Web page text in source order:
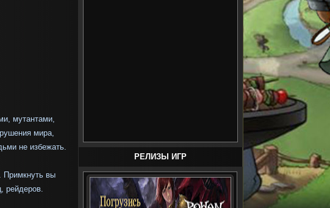
мутантами,
мира,
не избежать.
Примкнуть вы
рейдеров.
РЕЛИЗЫ ИГР